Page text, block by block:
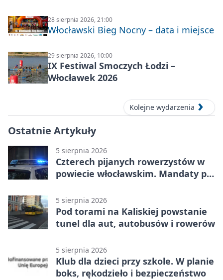
28 sierpnia 2026, 21:00
Włocławski Bieg Nocny – data i miejsce
29 sierpnia 2026, 10:00
IX Festiwal Smoczych Łodzi –
Włocławek 2026
Kolejne wydarzenia
Ostatnie Artykuły
5 sierpnia 2026
Czterech pijanych rowerzystów w
powiecie włocławskim. Mandaty po
5 sierpnia 2026
Pod torami na Kaliskiej powstanie
tunel dla aut, autobusów i rowerów
5 sierpnia 2026
Klub dla dzieci przy szkole. W planie
boks, rękodzieło i bezpieczeństwo